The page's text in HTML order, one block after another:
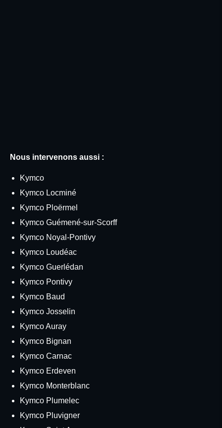
Nous intervenons aussi :
Kymco
Kymco Locminé
Kymco Ploërmel
Kymco Guémené-sur-Scorff
Kymco Noyal-Pontivy
Kymco Loudéac
Kymco Guerlédan
Kymco Pontivy
Kymco Baud
Kymco Josselin
Kymco Auray
Kymco Bignan
Kymco Carnac
Kymco Erdeven
Kymco Monterblanc
Kymco Plumelec
Kymco Pluvigner